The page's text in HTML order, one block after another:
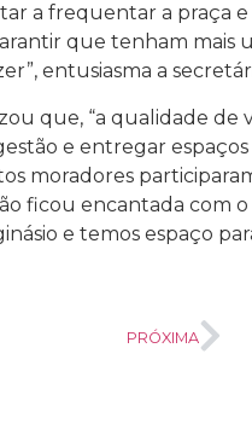
a frequentar a praça e
que tenham mais
entusiasma a
que, “a qualidade de
e entregar
moradores
ficou encantada com o
e temos espaço
PRÓXIMA